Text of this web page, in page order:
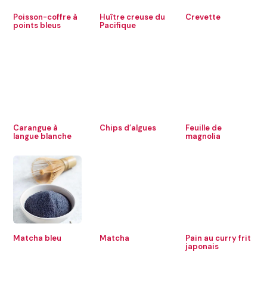
Poisson-coffre à
points bleus
Huître creuse du
Pacifique
Crevette
Carangue à
langue blanche
Chips d’algues
Feuille de
magnolia
Matcha bleu Matcha
Pain au curry frit
japonais